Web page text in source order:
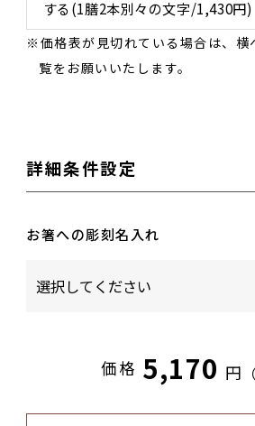
する(1膳2本別々の文字/1,430円)
価格表が見切れている場合は、
覧をお願いいたします。
詳細条件設定
お箸への彫刻名入れ
価格 5,170 円